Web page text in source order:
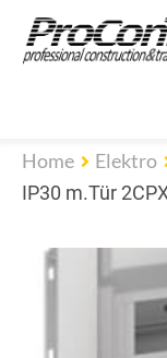
Home Elektro
IP30 m.Tür